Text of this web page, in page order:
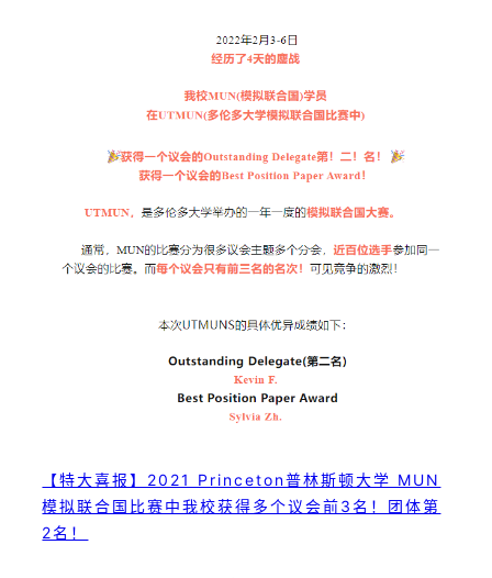
【特大喜报】2021 Princeton普林斯顿大学 MUN
模拟联合国比赛中我校获得多个议会前3名！团体第
2名！